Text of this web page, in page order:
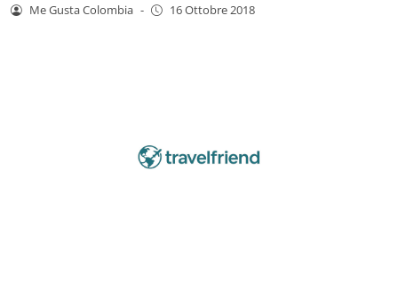
Me Gusta Colombia - 16 Ottobre 2018